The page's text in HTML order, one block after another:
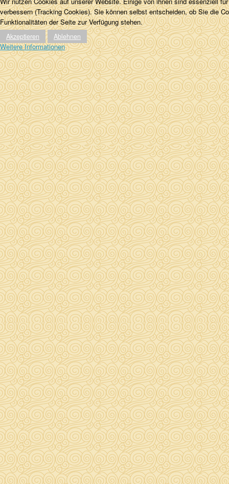
verbessern (Tracking Cookies). Sie können selbst entscheiden, ob Sie die
Funktionalitäten der Seite zur Verfügung stehen.
Akzeptieren Ablehnen
Weitere Informationen